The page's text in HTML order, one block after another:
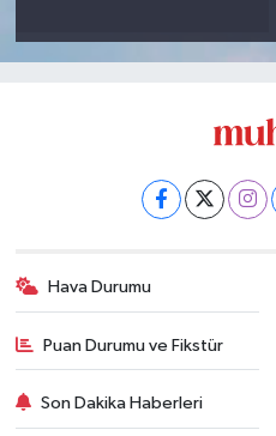
Hava Durumu
Puan Durumu ve Fikstür
Son Dakika Haberleri